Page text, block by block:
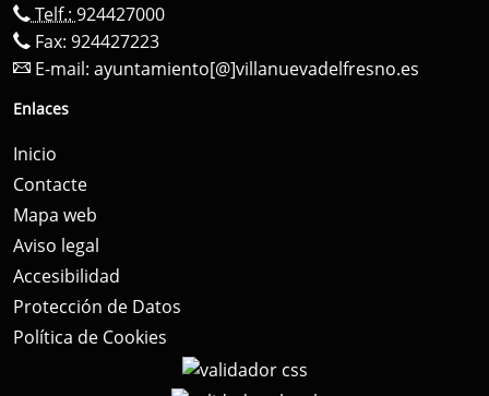
Telf.: 924427000
Fax: 924427223
E-mail: ayuntamiento[@]villanuevadelfresno.es
Enlaces
Inicio
Contacte
Mapa web
Aviso legal
Accesibilidad
Protección de Datos
Política de Cookies